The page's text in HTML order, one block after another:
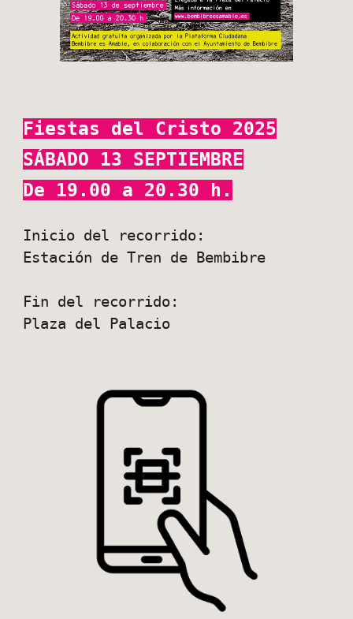
Fiestas del Cristo 2025
SÁBADO 13 SEPTIEMBRE
De 19.00 a 20.30 h.
Inicio del recorrido:
Estación de Tren de Bembibre
Fin del recorrido:
Plaza del Palacio